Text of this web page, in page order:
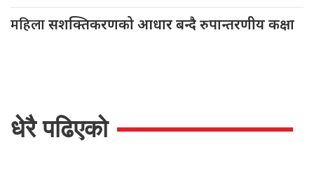
महिलासशक्तिकरणको आधार बन्दै रुपान्तरणीय कक्षा
धेरै पढिएको